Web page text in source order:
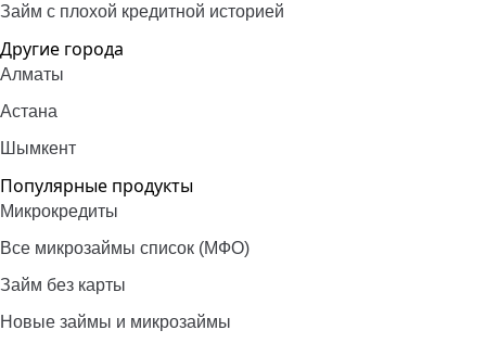
Займ с плохой кредитной историей
Другие города
Алматы
Астана
Шымкент
Популярные продукты
Микрокредиты
Все микрозаймы список (МФО)
Займ без карты
Новые займы и микрозаймы